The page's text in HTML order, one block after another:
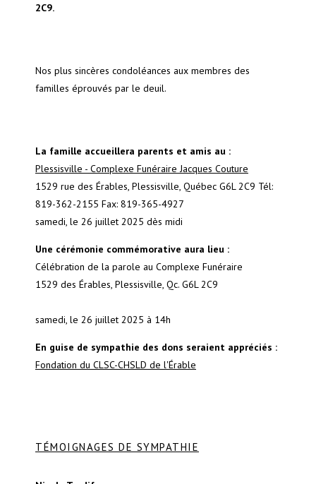
2C9.
Nos plus sincères condoléances aux membres des
familles éprouvés par le deuil.
La famille accueillera parents et amis au :
Plessisville - Complexe Funéraire Jacques Couture
1529 rue des Érables, Plessisville, Québec G6L 2C9 Tél:
819-362-2155 Fax: 819-365-4927
samedi, le 26 juillet 2025 dès midi
Une cérémonie commémorative aura lieu :
Célébration de la parole au Complexe Funéraire
1529 des Érables, Plessisville, Qc. G6L 2C9
samedi, le 26 juillet 2025 à 14h
En guise de sympathie des dons seraient appréciés :
Fondation du CLSC-CHSLD de l'Érable
TÉMOIGNAGES DE SYMPATHIE